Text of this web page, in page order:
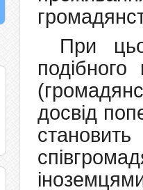
При
досвід